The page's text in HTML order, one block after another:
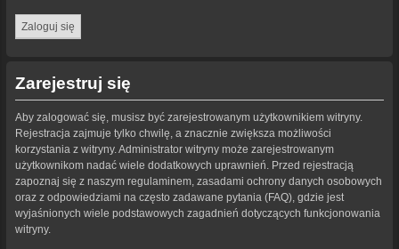
Zarejestruj się
Aby zalogować się, musisz być zarejestrowanym użytkownikiem witryny.
Rejestracja zajmuje tylko chwilę, a znacznie zwiększa możliwości
korzystania z witryny. Administrator witryny może zarejestrowanym
użytkownikom nadać wiele dodatkowych uprawnień. Przed rejestracją
zapoznaj się z naszym regulaminem, zasadami ochrony danych osobowych
oraz z odpowiedziami na często zadawane pytania (FAQ), gdzie jest
wyjaśnionych wiele podstawowych zagadnień dotyczących funkcjonowania
witryny.